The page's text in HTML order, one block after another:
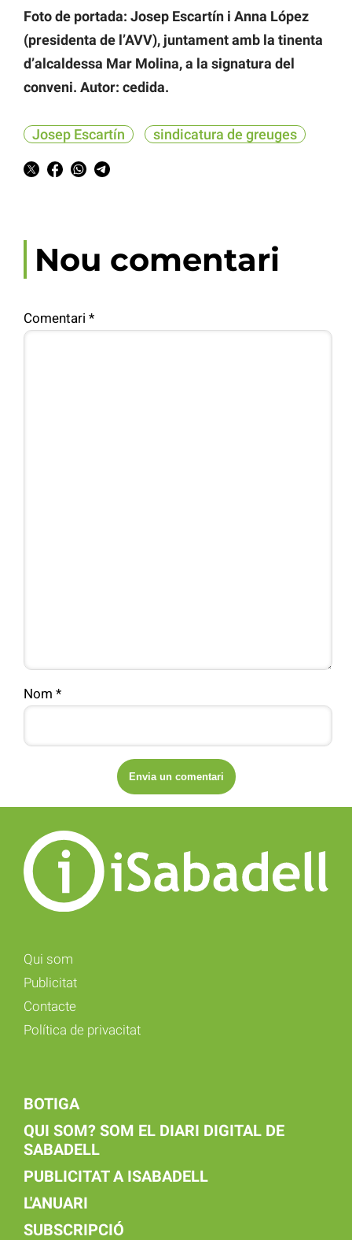
Foto de portada: Josep Escartín i Anna López
(presidenta de l’AVV), juntament amb la tinenta
d’alcaldessa Mar Molina, a la signatura del
conveni. Autor: cedida.
Josep Escartín sindicatura de greuges
Nou comentari
Comentari *
Nom *
Qui som
Publicitat
Contacte
Política de privacitat
BOTIGA
QUI SOM? SOM EL DIARI DIGITAL DE
SABADELL
PUBLICITAT A ISABADELL
L'ANUARI
SUBSCRIPCIÓ